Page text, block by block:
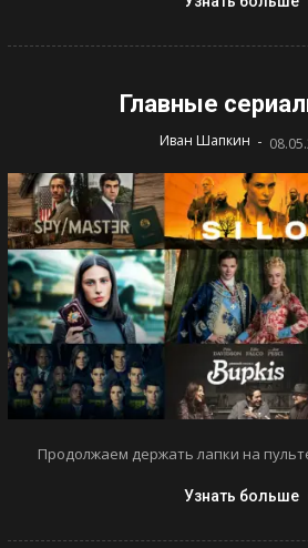
Главные
Иван Шапкин -
Продолжаем держать лапки на
Узнать больше